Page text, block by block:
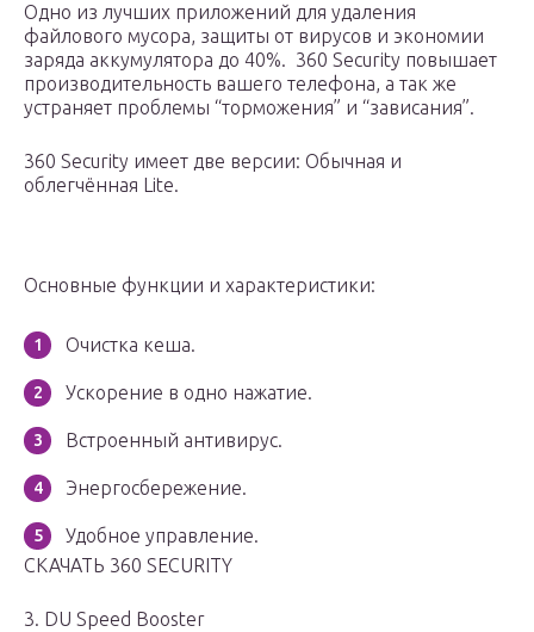
Одно из лучших приложений для удаления
файлового мусора, защиты от вирусов и экономии
заряда аккумулятора до 40%. 360 Security повышает
производительность вашего телефона, а так же
устраняет проблемы “торможения” и “зависания”.
360 Security имеет две версии: Обычная и
облегчённая Lite.
Основные функции и характеристики:
Очистка кеша.
Ускорение в одно нажатие.
Встроенный антивирус.
Энергосбережение.
Удобное управление.
СКАЧАТЬ 360 SECURITY
3. DU Speed Booster